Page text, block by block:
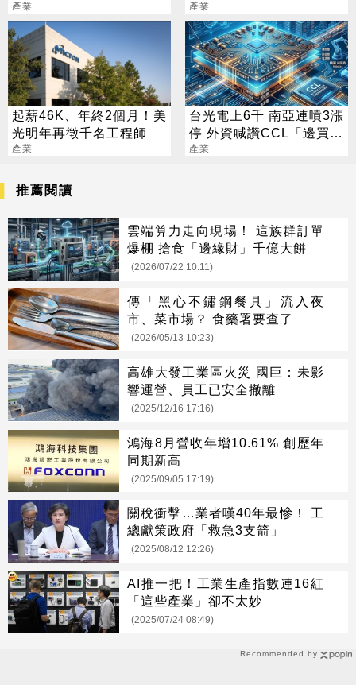
暗中卡位
產業
析
產業
起薪46K、年終2個月！美
光明年再徵千名工程師
產業
台光電上6千 南亞連噴3漲
停 外資喊讚CCL「邊買邊
升評」
產業
Recommended by
推薦閱讀
雲端算力走向現場！ 這族群訂單
爆棚 搶食「邊緣財」千億大餅
(2026/07/22 10:11)
傳「黑心不鏽鋼餐具」流入夜
市、菜市場？ 食藥署要查了
(2026/05/13 10:23)
高雄大發工業區火災 國巨：未影
響運營、員工已安全撤離
(2025/12/16 17:16)
鴻海8月營收年增10.61% 創歷年
同期新高
(2025/09/05 17:19)
關稅衝擊…業者嘆40年最慘！ 工
總獻策政府「救急3支箭」
(2025/08/12 12:26)
AI推一把！工業生產指數連16紅
「這些產業」卻不太妙
(2025/07/24 08:49)